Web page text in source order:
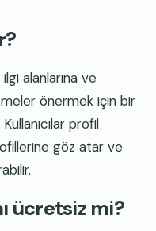
alanlarına ve
önermek için bir
profil
göz atar ve
ücretsiz mi?